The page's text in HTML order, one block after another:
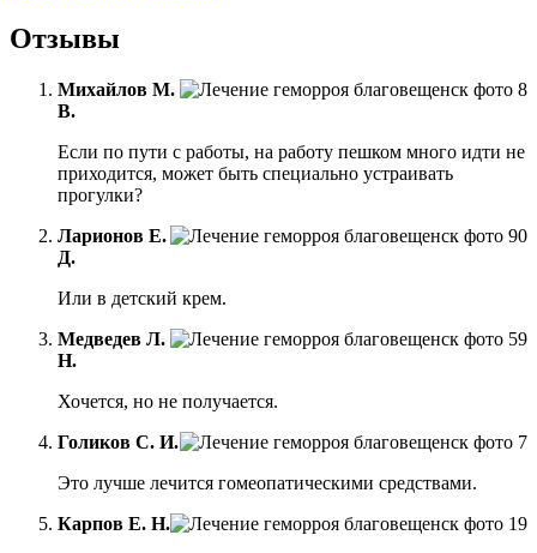
Отзывы
Михайлов М.
В.
Если по пути с работы, на работу пешком много идти не
приходится, может быть специально устраивать
прогулки?
Ларионов Е.
Д.
Или в детский крем.
Медведев Л.
Н.
Хочется, но не получается.
Голиков С. И.
Это лучше лечится гомеопатическими средствами.
Карпов Е. Н.